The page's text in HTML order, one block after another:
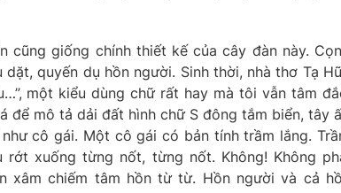
cũng giống chính thiết kế của cây đàn này.
quyến dụ hồn người. Sinh thời, nhà thơ Tạ
một kiểu dùng chữ rất hay mà tôi vẫn tâm
để mô tả dải đất hình chữ S đông tắm biển, tây
cô gái. Một cô gái có bản tính trầm lắng.
xuống từng nốt, từng nốt. Không! Không
xâm chiếm tâm hồn từ từ. Hồn người và cả